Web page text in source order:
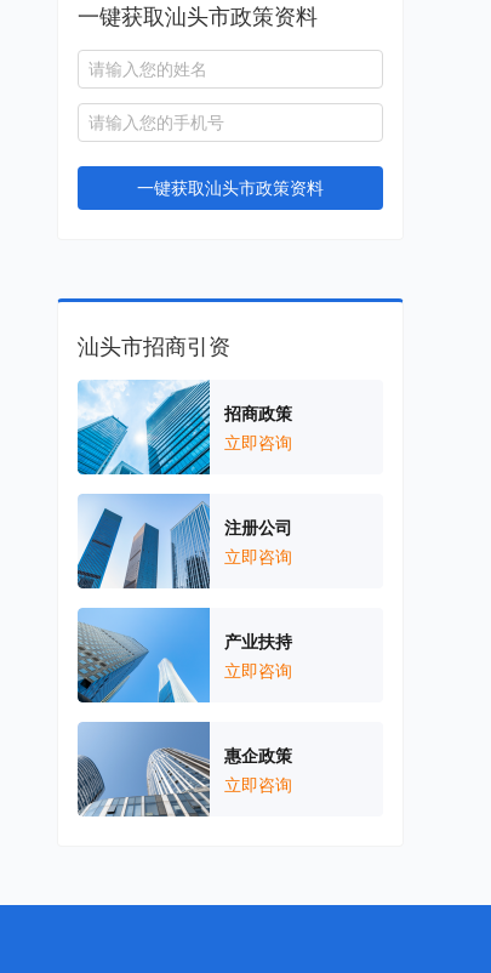
一键获取汕头市政策资料
一键获取汕头市政策资料
汕头市招商引资
招商政策
立即咨询
注册公司
立即咨询
产业扶持
立即咨询
惠企政策
立即咨询